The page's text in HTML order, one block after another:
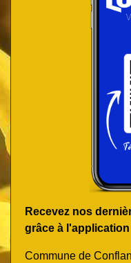
Recevez nos
grâce à
Commune de